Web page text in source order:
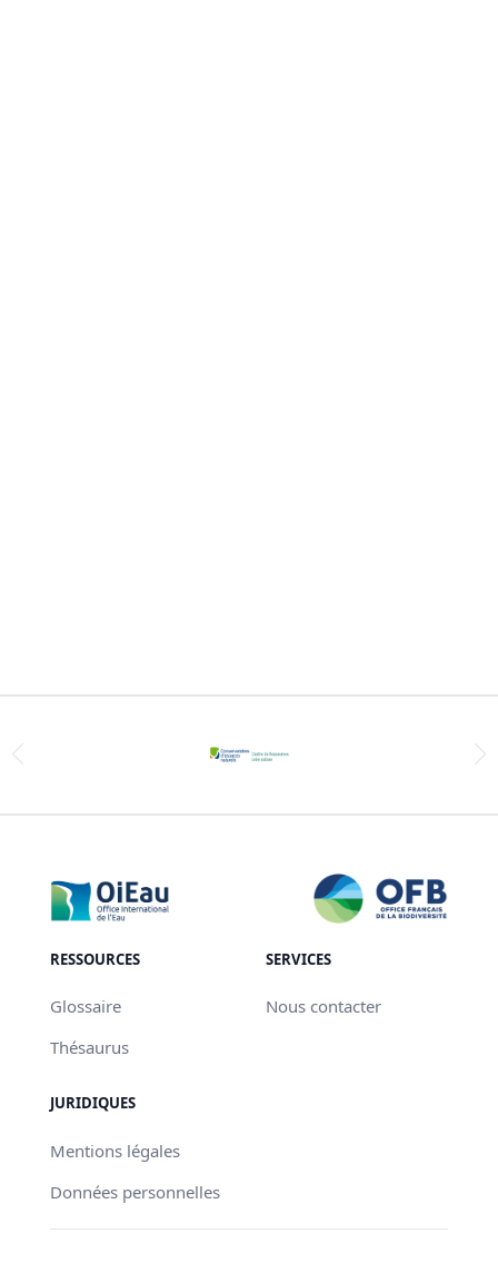
RESSOURCES
Glossaire
Thésaurus
SERVICES
Nous contacter
JURIDIQUES
Mentions légales
Données personnelles